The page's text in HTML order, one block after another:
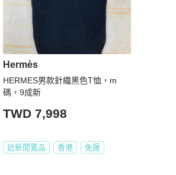
Hermès
HERMES男款針織黑色T恤，m
碼，9成新
TWD 7,998
近新閒置品 香港 免運